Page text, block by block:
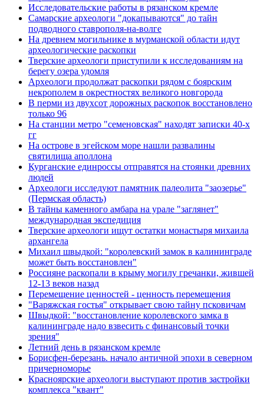
Исследовательские работы в рязанском кремле
Самарские археологи "докапываются" до тайн
подводного ставрополя-на-волге
На древнем могильнике в мурманской области идут
археологические раскопки
Тверские археологи приступили к исследованиям на
берегу озера удомля
Археологи продолжат раскопки рядом с боярским
некрополем в окрестностях великого новгорода
В перми из двухсот дорожных раскопок восстановлено
только 96
На станции метро "семеновская" находят записки 40-х
гг
На острове в эгейском море нашли развалины
святилища аполлона
Курганские единроссы отправятся на стоянки древних
людей
Археологи исследуют памятник палеолита "заозерье"
(Пермская область)
В тайны каменного амбара на урале "заглянет"
международная экспедиция
Тверские археологи ищут остатки монастыря михаила
архангела
Михаил швыдкой: "королевский замок в калининграде
может быть восстановлен"
Россияне раскопали в крыму могилу гречанки, жившей
12-13 веков назад
Перемещение ценностей - ценность перемещения
"Варяжская гостья" открывает свою тайну псковичам
Швыдкой: "восстановление королевского замка в
калининграде надо взвесить с финансовый точки
зрения"
Летний день в рязанском кремле
Борисфен-березань. начало античной эпохи в северном
причерноморье
Красноярские археологи выступают против застройки
комплекса "квант"